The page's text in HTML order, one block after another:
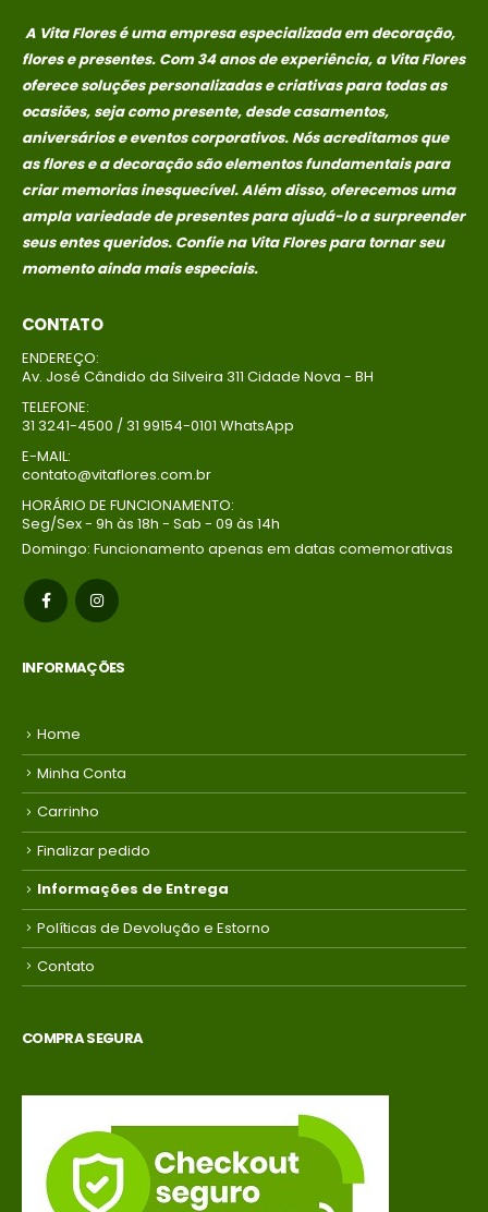
A Vita Flores é uma empresa especializada em decoração,
flores e presentes. Com 34 anos de experiência, a Vita Flores
oferece soluções personalizadas e criativas para todas as
ocasiões, seja como presente, desde casamentos,
aniversários e eventos corporativos. Nós acreditamos que
as flores e a decoração são elementos fundamentais para
criar memoriasinesquecível. Além disso, oferecemos uma
ampla variedade de presentes para ajudá-lo a surpreender
seus entes queridos. Confie na Vita Flores para tornar seu
momento ainda mais especiais.
CONTATO
ENDEREÇO:
Av. José Cândido da Silveira 311 Cidade Nova - BH
TELEFONE:
31 3241-4500 / 31 99154-0101 WhatsApp
E-MAIL:
contato@vitaflores.com.br
HORÁRIO DE FUNCIONAMENTO:
Seg/Sex - 9h às 18h - Sab - 09 às 14h
Domingo: Funcionamento apenas em datas comemorativas
INFORMAÇÕES
Home
Minha Conta
Carrinho
Finalizar pedido
Informações de Entrega
Políticas de Devolução e Estorno
Contato
COMPRA SEGURA